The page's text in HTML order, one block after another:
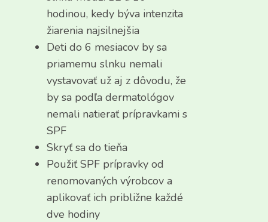
hodinou, kedy býva intenzita
žiarenia najsilnejšia
Deti do 6 mesiacov by sa
priamemu slnku nemali
vystavovať už aj z dôvodu, že
by sa podľa dermatológov
nemali natierať prípravkami s
SPF
Skryť sa do tieňa
Použiť SPF prípravky od
renomovaných výrobcov a
aplikovať ich približne každé
dve hodiny